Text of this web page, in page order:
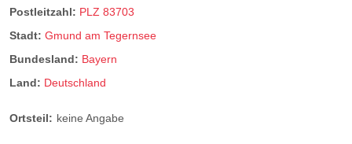
Postleitzahl: PLZ 83703
Stadt: Gmund am Tegernsee
Bundesland: Bayern
Land: Deutschland
Ortsteil: keine Angabe